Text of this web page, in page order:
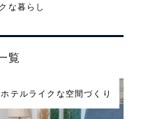
な暮らし
覧
ホテルライクな空間づくり